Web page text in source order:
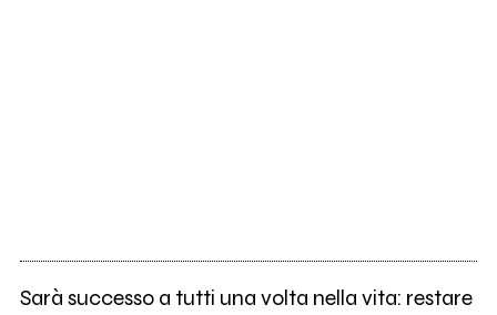
Sarà successo a tutti una volta nella vita: restare